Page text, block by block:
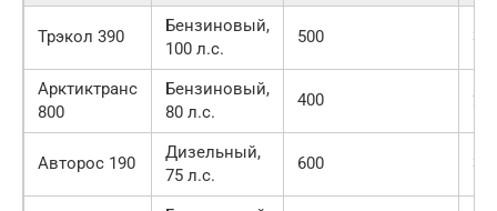
Трэкол 390
Бензиновый,
100 л.с.
500
Арктиктранс
800
Бензиновый,
80 л.с.
400
Авторос 190
Дизельный,
75 л.с.
600